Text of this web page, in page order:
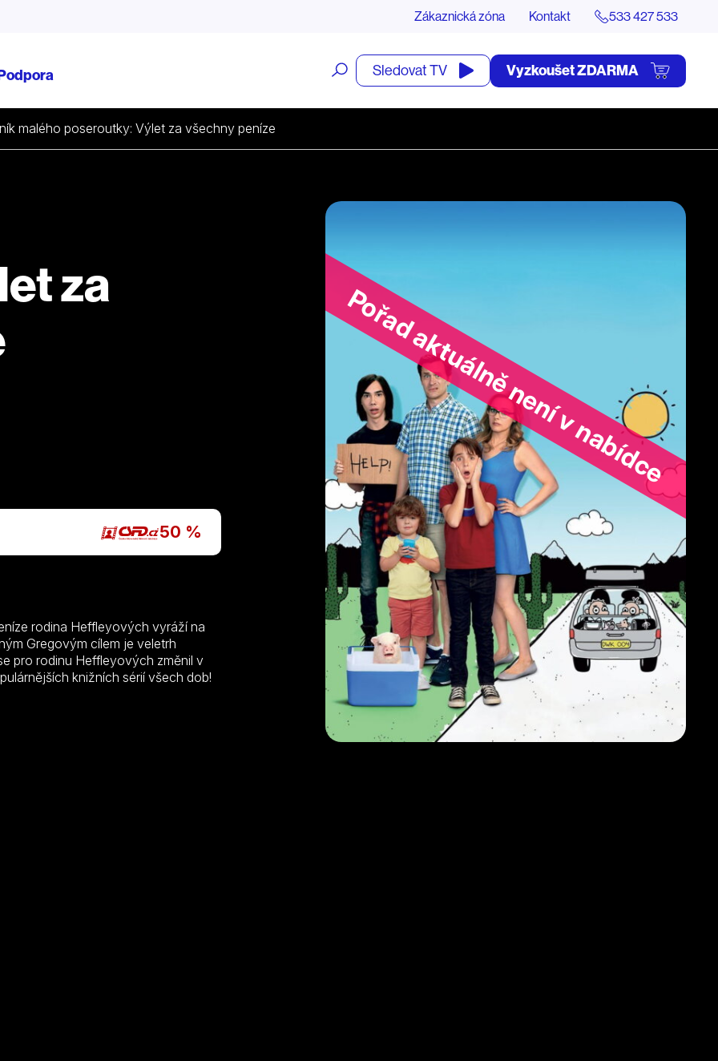
Zákaznická zóna Kontakt 533 427 533
Otevřít
vyhledávání
Sledovat TV Vyzkoušet ZDARMA
malého poseroutky: Výlet za všechny peníze
Pořad aktuálně není v nabídce
za
50 %
rodina Heffleyových vyráží na
Gregovým cílem je veletrh
pro rodinu Heffleyových změnil v
knižních sérií všech dob!